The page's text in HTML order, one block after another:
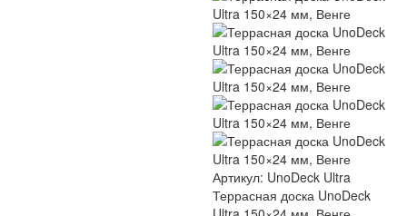
Артикул: UnoDeck Ultra
Террасная доска UnoDeck